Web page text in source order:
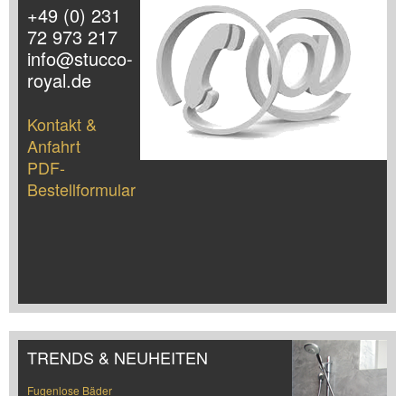
+49 (0) 231
72 973 217
info@stucco-
royal.de
Kontakt &
Anfahrt
PDF-
Bestellformular
TRENDS & NEUHEITEN
Fugenlose Bäder